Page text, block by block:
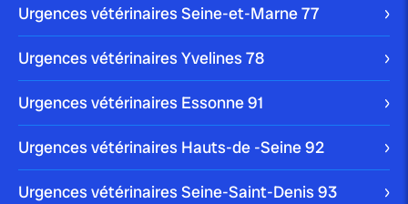
Dirofilariose : ce parasite qui
Urgences vétérinaires Seine-et-Marne77
Urgences vétérinaires Yvelines78
Urgences vétérinaires Essonne91
Urgences vétérinaires Hauts-de -Seine92
Urgences vétérinaires Seine-Saint-Denis93